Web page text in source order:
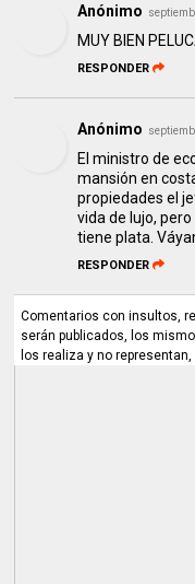
Anónimo
MUY BIEN
RESPONDER
Anónimo
El ministro de
mansión en
propiedades el
vida de lujo,
tiene plata.
RESPONDER
Comentarios con insultos,
serán publicados, los
los realiza y no